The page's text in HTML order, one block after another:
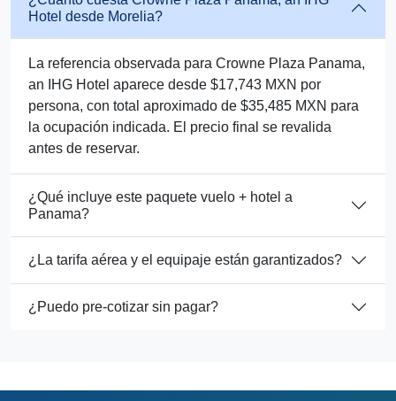
Hotel desde Morelia?
La referencia observada para Crowne Plaza Panama,
an IHG Hotel aparece desde $17,743 MXN por
persona, con total aproximado de $35,485 MXN para
la ocupación indicada. El precio final se revalida
antes de reservar.
¿Qué incluye este paquete vuelo + hotel a
Panama?
¿La tarifa aérea y el equipaje están garantizados?
¿Puedo pre-cotizar sin pagar?